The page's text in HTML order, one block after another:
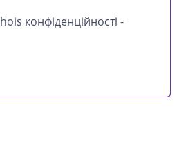
конфіденційності -